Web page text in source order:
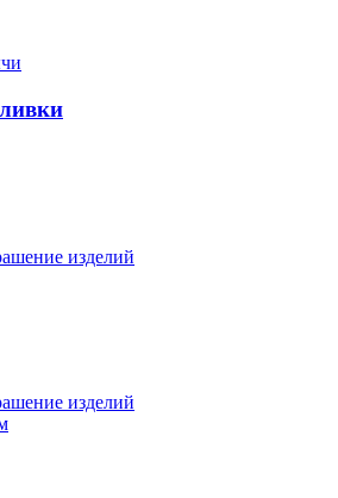
изделий
изделий